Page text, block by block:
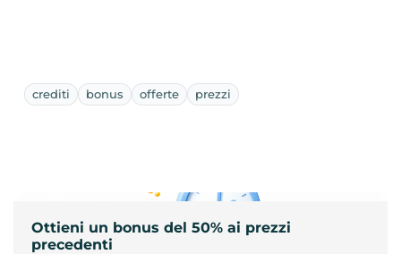
crediti bonus offerte prezzi
Ottieni un bonus del 50% ai prezzi
precedenti